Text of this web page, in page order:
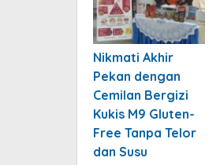
Nikmati Akhir
Pekan dengan
Cemilan Bergizi
Kukis M9 Gluten-
Free Tanpa Telor
dan Susu